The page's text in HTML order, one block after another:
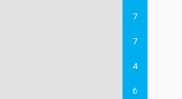
7
7
4
6